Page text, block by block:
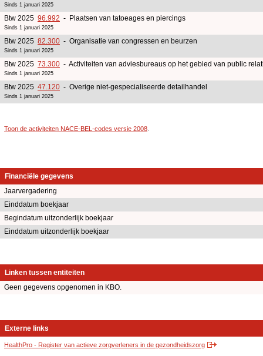
Sinds 1 januari 2025
Btw 2025 96.992 - Plaatsen van tatoeages en piercings
Sinds 1 januari 2025
Btw 2025 82.300 - Organisatie van congressen en beurzen
Sinds 1 januari 2025
Btw 2025 73.300 - Activiteiten van adviesbureaus op het gebied van public
Sinds 1 januari 2025
Btw 2025 47.120 - Overige niet-gespecialiseerde detailhandel
Sinds 1 januari 2025
Toon de activiteiten NACE-BEL-codes versie 2008
Financiële gegevens
Jaarvergadering
Einddatum boekjaar
Begindatum uitzonderlijk boekjaar
Einddatum uitzonderlijk boekjaar
Linken tussen entiteiten
Geen gegevens opgenomen in KBO.
Externe links
HealthPro - Register van actieve zorgverleners in de gezondheidszorg